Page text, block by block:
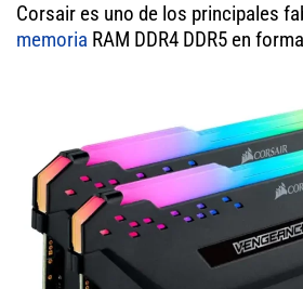
Corsair es uno de los principales
memoria RAM DDR4 DDR5 en